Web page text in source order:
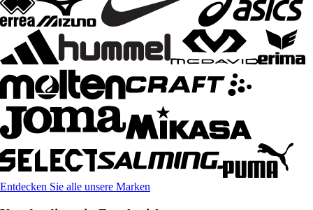
Entdecken Sie alle unsere Marken